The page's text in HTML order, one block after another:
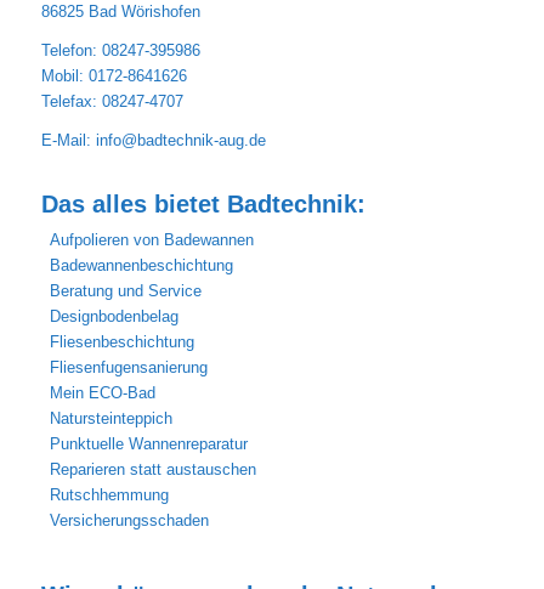
86825 Bad Wörishofen
Telefon: 08247-395986
Mobil: 0172-8641626
Telefax: 08247-4707
E-Mail: info@badtechnik-aug.de
Das alles bietet Badtechnik:
Aufpolieren von Badewannen
Badewannenbeschichtung
Beratung und Service
Designbodenbelag
Fliesenbeschichtung
Fliesenfugensanierung
Mein ECO-Bad
Natursteinteppich
Punktuelle Wannenreparatur
Reparieren statt austauschen
Rutschhemmung
Versicherungsschaden